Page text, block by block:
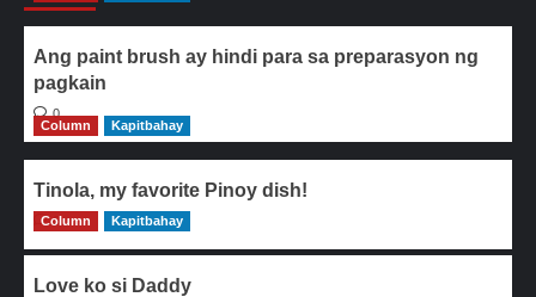
Ang paint brush ay hindi para sa preparasyon ng
pagkain
0
Column
Kapitbahay
Tinola, my favorite Pinoy dish!
0
Column Kapitbahay
Love ko si Daddy